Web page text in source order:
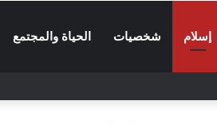
إسلام شخصيات الحياة والمجتمع